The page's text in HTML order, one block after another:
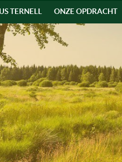
TERNELL ONZE OPDRACHT